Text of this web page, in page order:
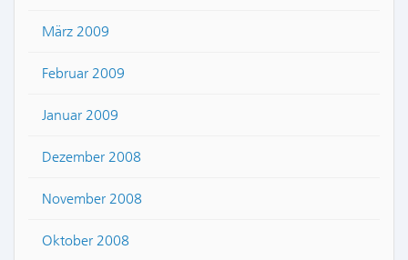
März 2009
Februar 2009
Januar 2009
Dezember 2008
November 2008
Oktober 2008